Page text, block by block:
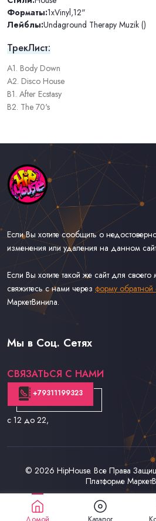
Форматы:1xVinyl,12"
Лейблы:Undaground Therapy Muzik ()
ТрекЛист:
A1. Body Down
A2. Disco House
B1. After Ecstasy
B2. The 70's
Если Вы хотите сообщить о
изменения или удаления на данном
Если Вы хотите такой же сайт для своего
свяжитесь с нами через форму обратной
МаркетВинила.
Каталог Музыки на Виниле В Наличии
Доставка и Оплата
Мы в Соц. Сетях
СВЯЗАТЬСЯ С НАМИ
+79311199323
с 12 до 22,
© 2026 HipHouse. Все Права
Платформе